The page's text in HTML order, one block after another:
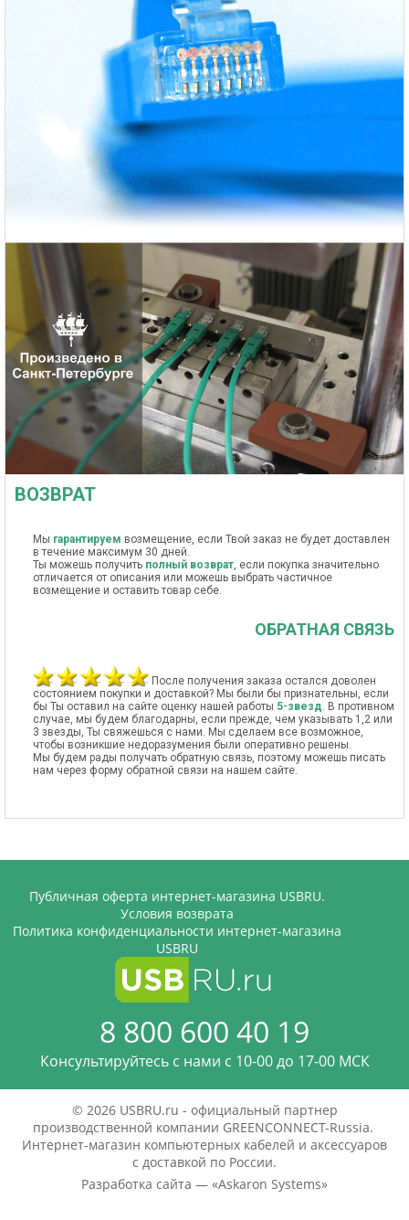
ВОЗВРАТ
Мы гарантируем возмещение, если Твой заказ не будет доставлен
в течение максимум 30 дней.
Ты можешь получить полный возврат , если покупка значительно
отличается от описания или можешь выбрать частичное
возмещение и оставить товар себе.
ОБРАТНАЯ СВЯЗЬ
После получения заказа остался доволен
состоянием покупки и доставкой? Мы были бы признательны, если
бы Ты оставил на сайте оценку нашей работы 5-звезд . В противном
случае, мы будем благодарны, если прежде, чем указывать 1,2 или
3 звезды, Ты свяжешься с нами. Мы сделаем все возможное,
чтобы возникшие недоразумения были оперативно решены.
Мы будем рады получать обратную связь, поэтому можешь писать
нам через форму обратной связи на нашем сайте.
Публичная оферта интернет-магазина USBRU.
Условия возврата
Политика конфиденциальности интернет-магазина
USBRU
8 800 600 40 19
Консультируйтесь с нами c 10-00 до 17-00 МСК
© 2026 USBRU.ru - официальный партнер
производственной компании GREENCONNECT-Russia.
Интернет-магазин компьютерных кабелей и аксессуаров
с доставкой по России.
Разработка сайта — «Askaron Systems»